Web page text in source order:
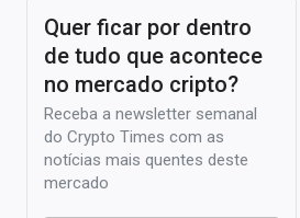
Quer ficar por dentro
de tudo que acontece
no mercado cripto?
Receba a newsletter semanal
do Crypto Times com as
notícias mais quentes deste
mercado